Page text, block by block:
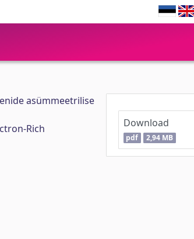
asümmeetrilise
Rich
Download
pdf 2,94 MB